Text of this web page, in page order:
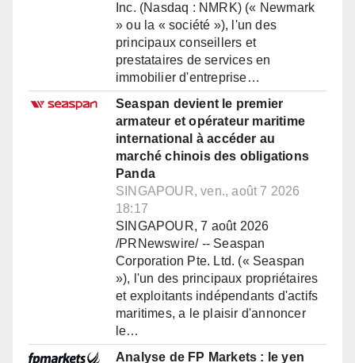
Inc. (Nasdaq : NMRK) (« Newmark
» ou la « société »), l'un des
principaux conseillers et
prestataires de services en
immobilier d'entreprise…
Seaspan devient le premier
armateur et opérateur maritime
international à accéder au
marché chinois des obligations
Panda
SINGAPOUR, ven., août 7 2026
18:17
SINGAPOUR, 7 août 2026
/PRNewswire/ -- Seaspan
Corporation Pte. Ltd. (« Seaspan
»), l'un des principaux propriétaires
et exploitants indépendants d'actifs
maritimes, a le plaisir d'annoncer
le…
Analyse de FP Markets : le yen